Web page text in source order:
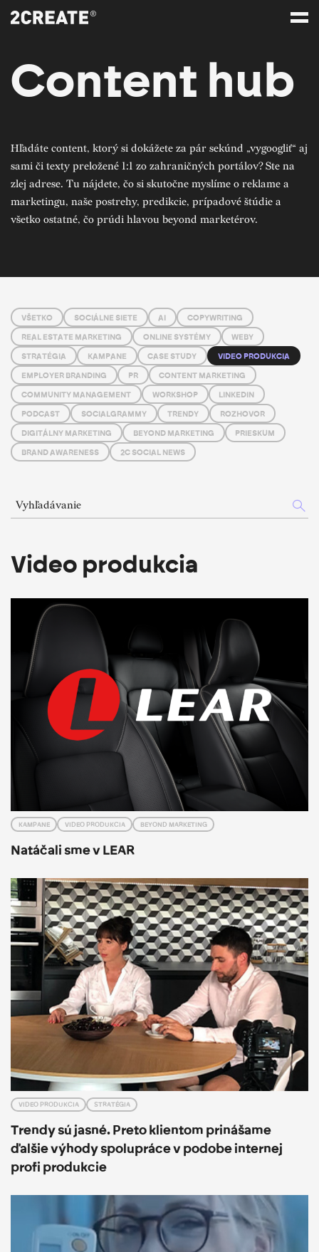
Content hub
Hľadáte content, ktorý si dokážete za pár sekúnd „vygoogliť“ aj
sami či texty preložené 1:1 zo zahraničných portálov? Ste na
zlej adrese. Tu nájdete, čo si skutočne myslíme o reklame a
marketingu, naše postrehy, predikcie, prípadové štúdie a
všetko ostatné, čo prúdi hlavou beyond marketérov.
VŠETKO SOCIÁLNE SIETE AI
COPYWRITING
REAL ESTATE MARKETING
ONLINE SYSTÉMY
WEBY
STRATÉGIA
KAMPANE CASE STUDY
VIDEO PRODUKCIA
EMPLOYER BRANDING
PR
CONTENT MARKETING
COMMUNITY MANAGEMENT
WORKSHOP
LINKEDIN
PODCAST
SOCIALGRAMMY TRENDY
ROZHOVOR
DIGITÁLNY MARKETING
BEYOND MARKETING
PRIESKUM
BRAND AWARENESS
2C SOCIAL NEWS
Vyhľadávanie
Video produkcia
KAMPANE VIDEO PRODUKCIA BEYOND MARKETING
Natáčali sme v LEAR
VIDEO PRODUKCIA STRATÉGIA
Trendy sú jasné. Preto klientom prinášame
ďalšie výhody spolupráce v podobe internej
profi produkcie